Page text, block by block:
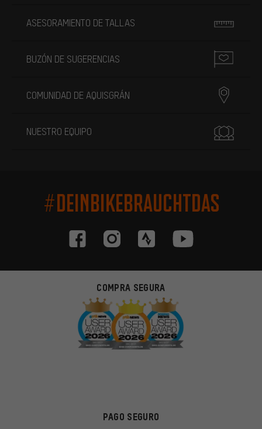
ASESORAMIENTO DE TALLAS
BUZÓN DE SUGERENCIAS
COMUNIDAD DE AQUISGRÁN
NUESTRO EQUIPO
#DEINBIKEBRAUCHTDAS
COMPRA SEGURA
PAGO SEGURO